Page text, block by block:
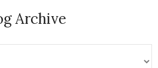
Archive